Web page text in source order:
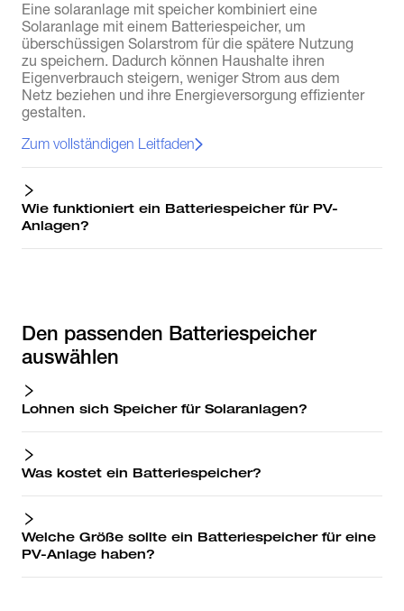
Eine solaranlage mit speicher kombiniert eine
Solaranlage mit einem Batteriespeicher, um
überschüssigen Solarstrom für die spätere Nutzung
zu speichern. Dadurch können Haushalte ihren
Eigenverbrauch steigern, weniger Strom aus dem
Netz beziehen und ihre Energieversorgung effizienter
gestalten.
Zum vollständigen Leitfaden
Wie funktioniert ein Batteriespeicher für PV-
Anlagen?
Den passenden Batteriespeicher
auswählen
Lohnen sich Speicher für Solaranlagen?
Was kostet ein Batteriespeicher?
Welche Größe sollte ein Batteriespeicher für eine
PV-Anlage haben?